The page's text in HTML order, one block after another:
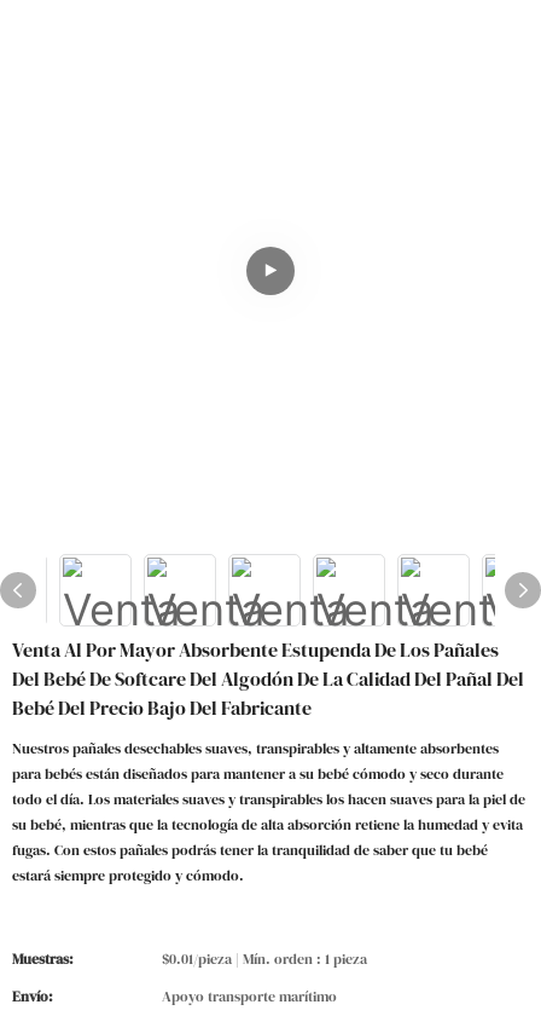
Venta Al Por Mayor Absorbente Estupenda De Los Pañales
Del Bebé De Softcare Del Algodón De La Calidad Del Pañal Del
Bebé Del Precio Bajo Del Fabricante
Nuestros pañales desechables suaves, transpirables y altamente absorbentes
para bebés están diseñados para mantener a su bebé cómodo y seco durante
todo el día. Los materiales suaves y transpirables los hacen suaves para la piel de
su bebé, mientras que la tecnología de alta absorción retiene la humedad y evita
fugas. Con estos pañales podrás tener la tranquilidad de saber que tu bebé
estará siempre protegido y cómodo.
Muestras:
$0.01/pieza | Mín. orden : 1 pieza
Envío:
Apoyo transporte marítimo